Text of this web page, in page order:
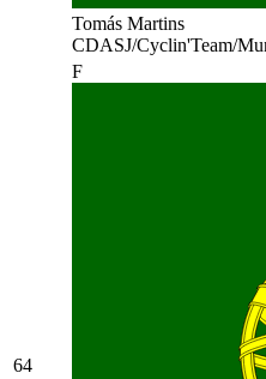
Tomás Martins
CDASJ/Cyclin'Team/
64
F